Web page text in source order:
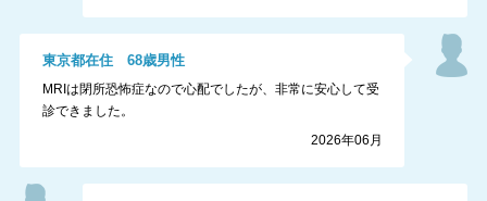
東京都在住 68歳男性
MRIは閉所恐怖症なので心配でしたが、非常に安心して受
診できました。
2026年06月